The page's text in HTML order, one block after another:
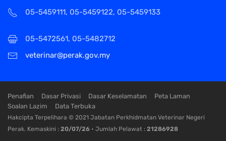
05-5459111, 05-5459122, 05-5459133
05-5472561, 05-5482712
veterinar@perak.gov.my
Penafian Dasar Privasi Dasar Keselamatan
Peta Laman
Soalan Lazim
Data Terbuka
Hakcipta Terpelihara © 2021 Jabatan Perkhidmatan Veterinar Negeri
Perak. Kemaskini : 20/07/26 • Jumlah Pelawat : 21286928